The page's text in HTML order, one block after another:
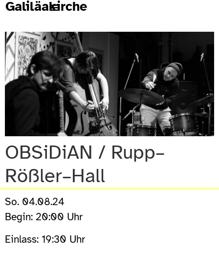
Galiläakirche
OBSiDiAN / Rupp–
Rößler–Hall
So. 04.08.24
Begin: 20:00 Uhr
Einlass: 19:30 Uhr